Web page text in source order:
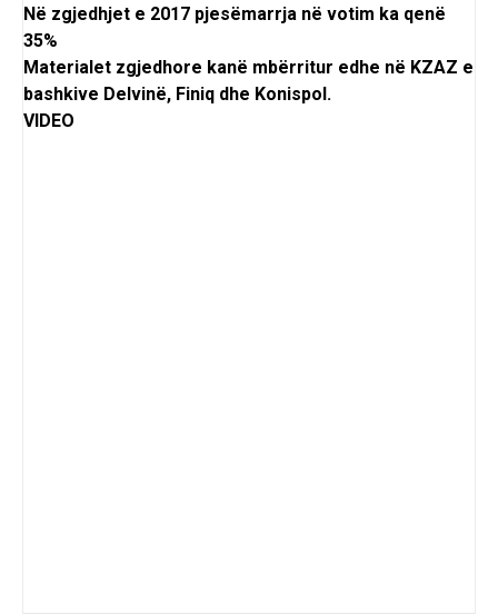
Në zgjedhjet e 2017 pjesëmarrja në votim ka qenë
35%
Materialet zgjedhore kanë mbërritur edhe në KZAZ e
bashkive Delvinë, Finiq dhe Konispol.
VIDEO